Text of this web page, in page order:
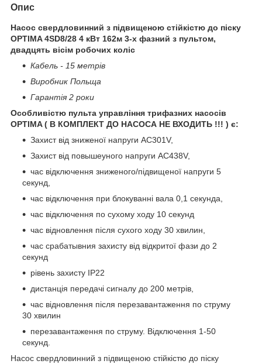
Опис
Насос свердловинний з підвищеною стійкістю до піску
OPTIMA 4SD8/28 4 кВт 162м 3-х фазний з пультом,
двадцять вісім робочих коліс
Кабель - 15 метрів
Виробник Польща
Гарантія 2 роки
Особливістю пульта управління трифазних насосів
OPTIMA ( В КОМПЛЕКТ ДО НАСОСА НЕ ВХОДИТЬ !!! ) є:
Захист від зниженої напруги AC301V,
Захист від повышеуного напруги AC438V,
час відключення зниженого/підвищеної напруги 5
секунд,
час відключення при блокуванні вала 0,1 секунда,
час відключення по сухому ходу 10 секунд
час відновлення після сухого ходу 30 хвилин,
час срабатывния захисту від відкритої фази до 2
секунд
рівень захисту IP22
дистанція передачі сигналу до 200 метрів,
час відновлення після перезавантаження по струму
30 хвилин
перезавантаження по струму. Відключення 1-50
секунд.
Насос свердловинний з підвищеною стійкістю до піску